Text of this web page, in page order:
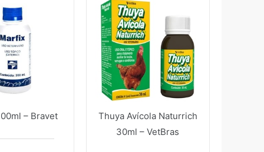
– Bravet
Thuya Avícola Naturrich
30ml – VetBras